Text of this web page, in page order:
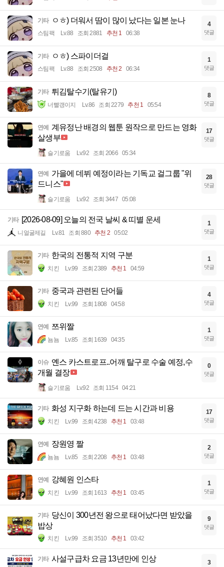
기타 ㅇㅎ) 더워서 땀이 많이 났다는 일본 눈나
스팀팩 Lv.88 조회 2881 추천 1 06:38
4
댓글
기타 ㅇㅎ) 스파이더걸
스팀팩 Lv.88 조회 2508 추천 2 06:34
1
댓글
기타 튀김탈수기(탈유기)
너빨갱이지 Lv.86 조회 2279 추천 1 05:54
8
댓글
연예
계유정난 배경의 웹툰 원작으로 만드는 영화
살생부
슬기로움 Lv.92 조회 2066 05:34
17
댓글
연예
가을에 데뷔 예정이라는 기독교 걸그룹 "위
드니스"
슬기로움 Lv.92 조회 3447 05:08
28
댓글
기타 [2026-08-09] 오늘의 전국 날씨 & 띠별 운세
니얼굴제길 Lv.81 조회 880 추천 2 05:02
1
댓글
기타 한국의 전통적 지역 구분
치킨 Lv.99 조회 2389 추천 1 04:59
1
댓글
기타 중국과 관련된 단어들
치킨 Lv.99 조회 1808 04:58
4
댓글
연예 쯔위짤
뇸뇸 Lv.85 조회 1639 04:35
1
댓글
이슈 옌스 카스트로프..어깨 탈구로 수술 예정,수
개월 결장
슬기로움 Lv.92 조회 1154 04:21
0
댓글
기타 화성 지구화 하는데 드는 시간과 비용
치킨 Lv.99 조회 4238 추천 1 03:48
17
댓글
연예 장원영 짤
뇸뇸 Lv.85 조회 2208 추천 1 03:48
2
댓글
연예 강혜원 인스타
치킨 Lv.99 조회 1613 추천 1 03:45
1
댓글
기타 당신이 300년전 왕으로 태어났다면 받았을
밥상
치킨 Lv.99 조회 3510 추천 1 03:42
9
댓글
기타 사설구급차 요금 13년만에 인상 3